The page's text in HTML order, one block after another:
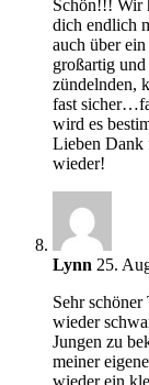
Schön!!! Wir
dich endlich
auch über
großartig
zündelnden,
fast
wird es
Lieben Dank
wieder!
Lynn 25.
Sehr
wieder
Jungen zu
meiner
wieder ein